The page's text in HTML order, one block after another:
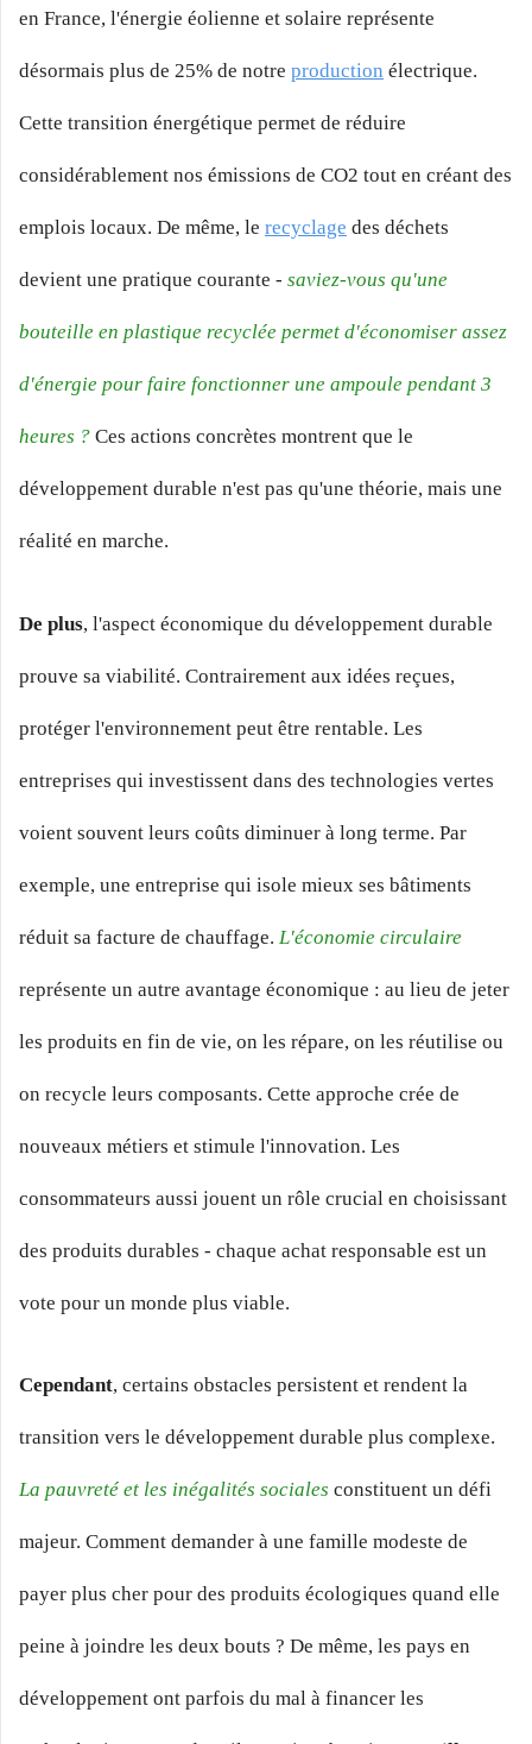
en France, l'énergie éolienne et solaire représente
désormais plus de 25% de notre production électrique.
Cette transition énergétique permet de réduire
considérablement nos émissions de CO2 tout en créant des
emplois locaux. De même, le recyclage des déchets
devient une pratique courante - saviez-vous qu'une
bouteille en plastique recyclée permet d'économiser assez
d'énergie pour faire fonctionner une ampoule pendant 3
heures ? Ces actions concrètes montrent que le
développement durable n'est pas qu'une théorie, mais une
réalité en marche.
De plus, l'aspect économique du développement durable
prouve sa viabilité. Contrairement aux idées reçues,
protéger l'environnement peut être rentable. Les
entreprises qui investissent dans des technologies vertes
voient souvent leurs coûts diminuer à long terme. Par
exemple, une entreprise qui isole mieux ses bâtiments
réduit sa facture de chauffage. L'économie circulaire
représente un autre avantage économique : au lieu de jeter
les produits en fin de vie, on les répare, on les réutilise ou
on recycle leurs composants. Cette approche crée de
nouveaux métiers et stimule l'innovation. Les
consommateurs aussi jouent un rôle crucial en choisissant
des produits durables - chaque achat responsable est un
vote pour un monde plus viable.
Cependant, certains obstacles persistent et rendent la
transition vers le développement durable plus complexe.
La pauvreté et les inégalités sociales constituent un défi
majeur. Comment demander à une famille modeste de
payer plus cher pour des produits écologiques quand elle
peine à joindre les deux bouts ? De même, les pays en
développement ont parfois du mal à financer les